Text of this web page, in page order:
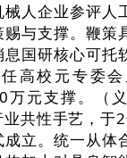
人企业参评人
与支撑。鞭策
国研核心可托
高校元专委
万元支撑。（
共性手艺，于
立。统一从体